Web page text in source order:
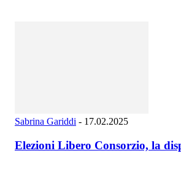
Sabrina Gariddi - 17.02.2025
Elezioni Libero Consorzio, la